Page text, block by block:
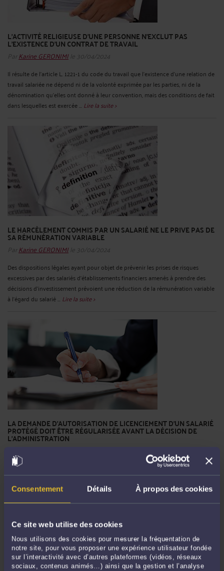
Consentement Détails À propos des cookies
Ce site web utilise des cookies
Nous utilisons des cookies pour mesurer la fréquentation de
notre site, pour vous proposer une expérience utilisateur fondée
sur l’interactivité avec d’autres plateformes (vidéos, réseaux
sociaux, contenus animés…) ainsi que la gestion et l’analyse
L’ACTIVITÉ RELIGIEUSE D’UNE PERSONNE N’EXCLUT PAS
L’EXISTENCE D’UN CONTRAT DE TRAVAIL
Par Karine GERONIMI le 30/04/2024
Il résulte de l'article L. 1221-1 du code du travail que l'existence d'une relation de
travail salariée ne dépend ni de la volonté exprimée par les parties, ni de la
dénomination qu'elles ont donné à leur convention, mais des conditions de fait
dans lesquelles est exercée ... Lire la suite >
LE HARCÈLEMENT COMMIS PAR UN SALARIÉ NE LE PRIVE PAS DE
SA RÉMUNÉRATION VARIABLE
Par Karine GERONIMI le 30/04/2024
Des dispositions légales ayant pour objet de prévenir les prises de risques
excessives par des salariés d’établissements financiers amenés à prendre des
décisions d'investissement prévoient une réduction de la rémunération variable
à l'égard du salarié ... Lire la suite >
LA DEMANDE D’AUTORISATION DE LICENCIEMENT D’UN SALARIÉ
PROTÉGÉ DOIT ÊTRE RÉGULARISÉE AVANT LA DÉCISION DE
L’ADMINISTRATION
Il appartient à l'inspecteur du travail de vérifier la qualité de l'auteur de la
demande d'autorisation de licenciement d'un salarié protégé qui doit être
l'employeur ou une personne ayant qualité pour agir en son nom. Le Conseil